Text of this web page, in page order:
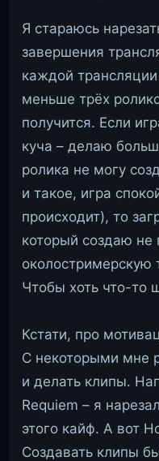
Я стараюсь
завершения
каждой
меньше трёх
получится. Если
куча – делаю
ролика не могу
и такое, игра
происходит), то
который создаю не
околостримерскую
Чтобы хоть что-то
Кстати, про
С некоторыми мне
и делать клипы.
Requiem – я
этого кайф. А вот
Создавать клипы